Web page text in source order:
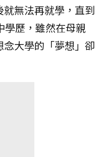
無法再就學，直到
學歷，雖然在母親
大學的「夢想」卻